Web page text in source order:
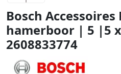
Bosch Accessoires
hamerboor | 5 |5
2608833774